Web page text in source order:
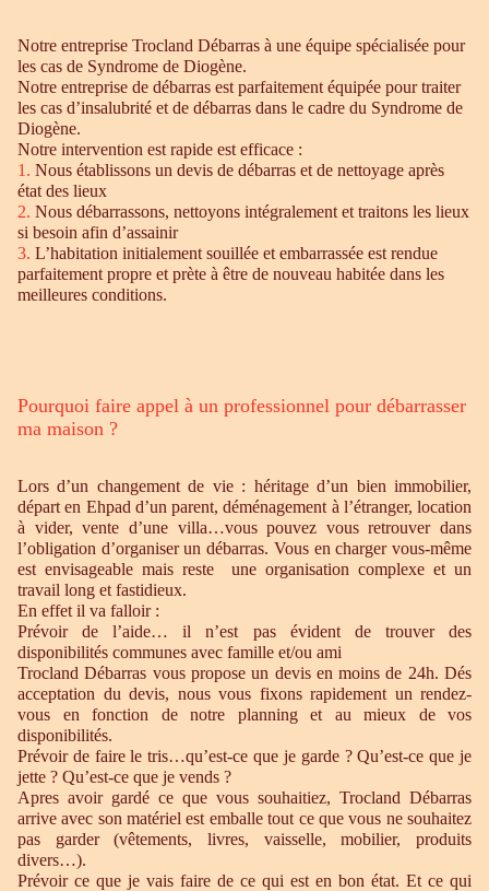
Notre entreprise Trocland Débarras à une équipe spécialisée pour
les cas de Syndrome de Diogène.
Notre entreprise de débarras est parfaitement équipée pour traiter
les cas d’insalubrité et de débarras dans le cadre du Syndrome de
Diogène.
Notre intervention est rapide est efficace :
1. Nous établissons un devis de débarras et de nettoyage après
état des lieux
2. Nous débarrassons, nettoyons intégralement et traitons les lieux
si besoin afin d’assainir
3. L’habitation initialement souillée et embarrassée est rendue
parfaitement propre et prète à être de nouveau habitée dans les
meilleures conditions.
Pourquoi faire appel à un professionnel pour débarrasser
ma maison ?
Lors d’un changement de vie : héritage d’un bien immobilier,
départ en Ehpad d’un parent, déménagement à l’étranger, location
à vider, vente d’une villa…vous pouvez vous retrouver dans
l’obligation d’organiser un débarras. Vous en charger vous-même
est envisageable mais reste une organisation complexe et un
travail long et fastidieux.
En effet il va falloir :
Prévoir de l’aide… il n’est pas évident de trouver des
disponibilités communes avec famille et/ou ami
Trocland Débarras vous propose un devis en moins de 24h. Dés
acceptation du devis, nous vous fixons rapidement un rendez-
vous en fonction de notre planning et au mieux de vos
disponibilités.
Prévoir de faire le tris…qu’est-ce que je garde ? Qu’est-ce que je
jette ? Qu’est-ce que je vends ?
Apres avoir gardé ce que vous souhaitiez, Trocland Débarras
arrive avec son matériel est emballe tout ce que vous ne souhaitez
pas garder (vêtements, livres, vaisselle, mobilier, produits
divers…).
Prévoir ce que je vais faire de ce qui est en bon état. Et ce qui